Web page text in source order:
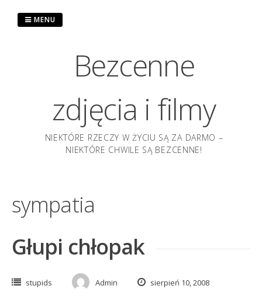
Bezcenne
zdjęcia i filmy
NIEKTÓRE RZECZY W ŻYCIU SĄ ZA DARMO –
NIEKTÓRE CHWILE SĄ BEZCENNE!
MENU
sympatia
Głupi chłopak
stupids Admin sierpień 10, 2008